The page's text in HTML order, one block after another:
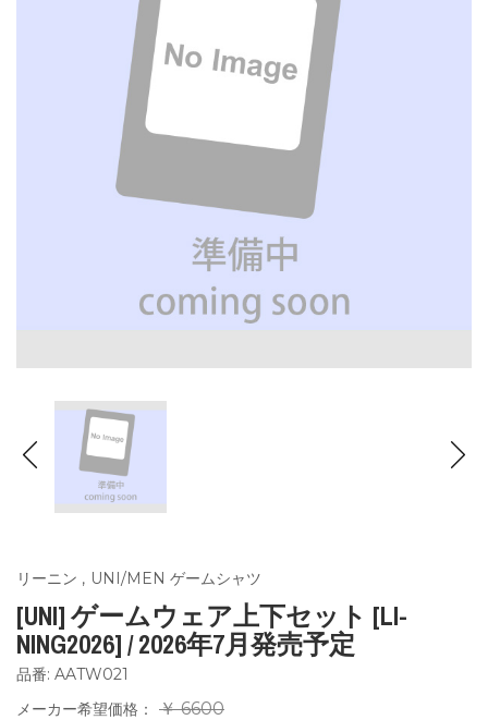
リーニン , UNI/MEN ゲームシャツ
[UNI] ゲームウェア上下セット [LI-
NING2026] / 2026年7月発売予定
品番: AATW021
メーカー希望価格：
￥ 6600